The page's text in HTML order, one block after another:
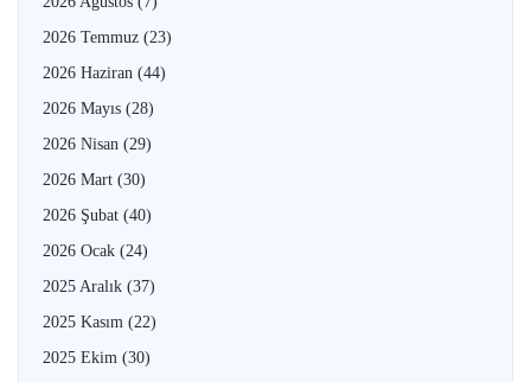
2026 Temmuz (23)
2026 Haziran (44)
2026 Mayıs (28)
2026 Nisan (29)
2026 Mart (30)
2026 Şubat (40)
2026 Ocak (24)
2025 Aralık (37)
2025 Kasım (22)
2025 Ekim (30)